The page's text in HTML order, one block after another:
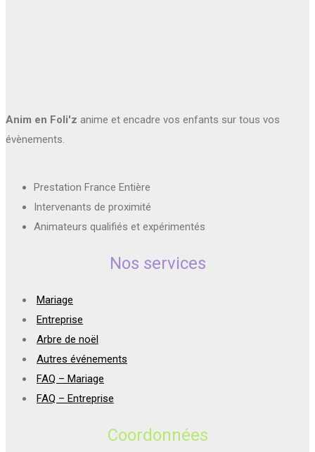
Anim en Foli'z anime et encadre vos enfants sur tous vos
évènements.
Prestation France Entière
Intervenants de proximité
Animateurs qualifiés et expérimentés
Nos services
Mariage
Entreprise
Arbre de noël
Autres événements
FAQ – Mariage
FAQ – Entreprise
Coordonnées